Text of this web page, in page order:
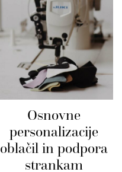
Osnovne
personalizacije
oblačil in podpora
strankam